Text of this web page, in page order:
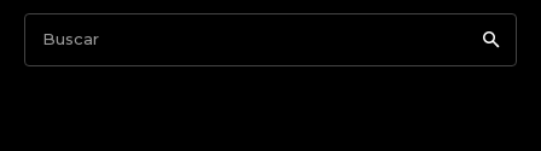
Buscar